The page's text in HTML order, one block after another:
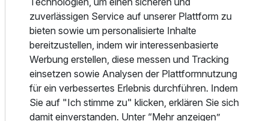
Die Zimmer im Zeitgeist Rathen by STEIGER Hotels
schaffen einen angenehmen Rückzugsort nach aktiven
Tagen in der Natur. Sie sind klassisch eingerichtet,
klimatisiert und auf einen entspannten Aufenthalt
ausgerichtet. Viele Zimmer verfügen über einen Balkon,
teilweise mit direktem oder seitlichem Blick auf die Elbe. Je
nach Kategorie wohnen Sie im Doppelzimmer, im
zuverlässigen Service auf unserer Plattform zu
bieten sowie um personalisierte Inhalte
bereitzustellen, indem wir interessenbasierte
Werbung erstellen, diese messen und Tracking
einsetzen sowie Analysen der Plattformnutzung
für ein verbessertes Erlebnis durchführen. Indem
Sie auf "Ich stimme zu" klicken, erklären Sie sich
damit einverstanden. Unter “Mehr anzeigen”